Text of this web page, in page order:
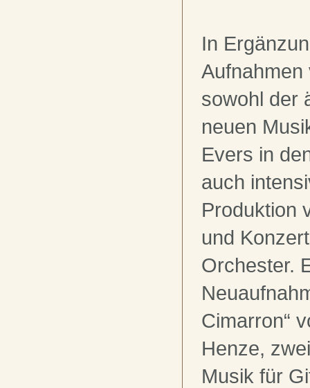
In
Aufnahmen
sowohl der
neuen
Evers in
auch
Produktion
und
Orchester.
Cimarron“
Henze,
Musik für